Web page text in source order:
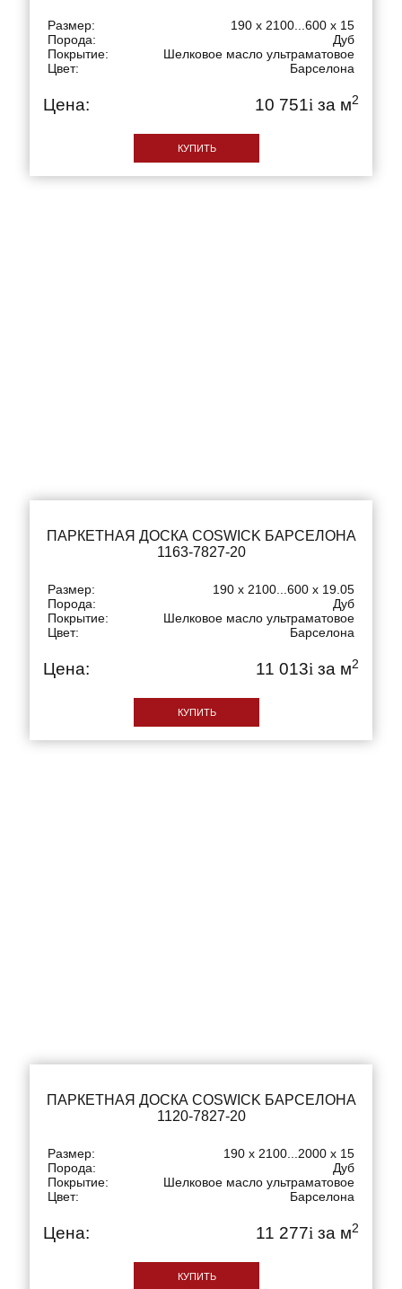
Размер:
190 x 2100...600 x 15
Порода:
Дуб
Покрытие:
Шелковое масло ультраматовое
Цвет:
Барселона
Цена: 10 751i за м2
КУПИТЬ
ПАРКЕТНАЯ ДОСКА COSWICK БАРСЕЛОНА
1163-7827-20
Размер:
190 x 2100...600 x 19.05
Порода:
Дуб
Покрытие:
Шелковое масло ультраматовое
Цвет:
Барселона
Цена: 11 013i за м2
КУПИТЬ
ПАРКЕТНАЯ ДОСКА COSWICK БАРСЕЛОНА
1120-7827-20
Размер:
190 x 2100...2000 x 15
Порода:
Дуб
Покрытие:
Шелковое масло ультраматовое
Цвет:
Барселона
Цена: 11 277i за м2
КУПИТЬ